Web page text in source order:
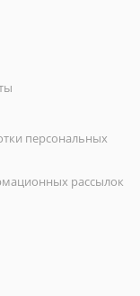
персональных
рассылок